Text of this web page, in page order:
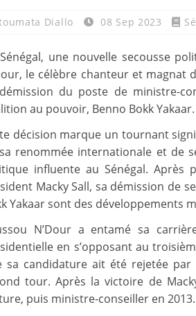
Diallo 08 Sep 2023
une nouvelle secousse
le célèbre chanteur et magnat
du poste de ministre-
au pouvoir, Benno Bokk Yakaar.
décision marque un tournant
renommée internationale et de
influente au Sénégal. Après
Macky Sall, sa démission de
Yakaar sont des développements
N’Dour a entamé sa
en s’opposant au
sa candidature ait été rejetée
tour. Après la victoire de
puis ministre-conseiller en 2013.